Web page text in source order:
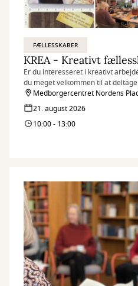
FÆLLESSKABER
Er du interesseret i kreativt
du meget velkommen til at
som finder sted hver fredag på
Medborgercentret Nordens
21. august 2026
10:00 - 13:00